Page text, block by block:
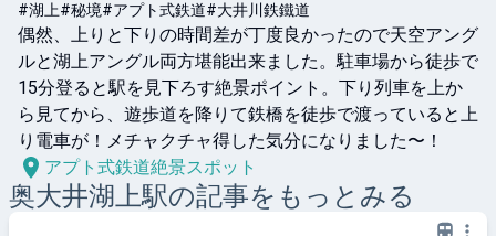
#湖上#秘境#アプト式鉄道#大井川鉄鐵道
偶然、上りと下りの時間差が丁度良かったので天空アング
ルと湖上アングル両方堪能出来ました。駐車場から徒歩で
15分登ると駅を見下ろす絶景ポイント。下り列車を上か
ら見てから、遊歩道を降りて鉄橋を徒歩で渡っていると上
り電車が！メチャクチャ得した気分になりました〜！
アプト式鉄道絶景スポット
奥大井湖上駅の記事をもっとみる